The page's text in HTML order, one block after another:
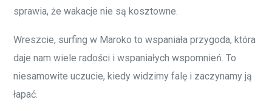
sprawia, że wakacje nie są kosztowne.
Wreszcie, surfing w Maroko to wspaniała przygoda, która
daje nam wiele radości i wspaniałych wspomnień. To
niesamowite uczucie, kiedy widzimy falę i zaczynamy ją
łapać.